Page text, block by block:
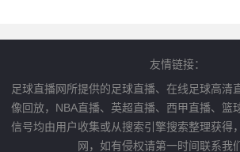
友情链接：
足球直播网所提供的足球直播、在线足球高清
像回放，NBA直播、英超直播、西甲直播、篮
信号均由用户收集或从搜索引擎搜索整理获得
网，如有侵权请第一时间联系我